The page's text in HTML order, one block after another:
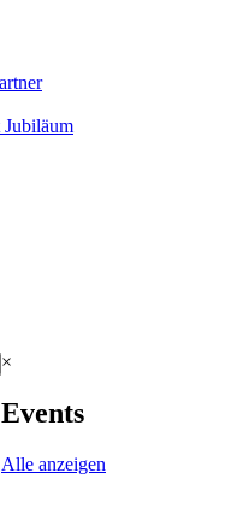
×
Events
Alle anzeigen